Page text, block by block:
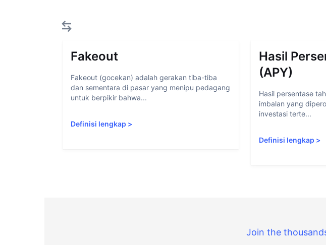
Fakeout
Fakeout (gocekan) adalah gerakan tiba-tiba
dan sementara di pasar yang menipu pedagang
untuk berpikir bahwa...
Definisi lengkap >
Hasil
(APY)
Hasil persentase
imbalan yang
investasi terte...
Definisi lengkap >
Join the